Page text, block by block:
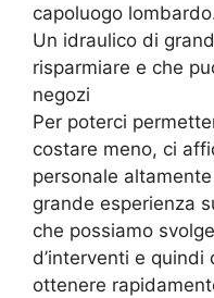
capoluogo
Un idraulico di
risparmiare e che
negozi
Per poterci
costare meno, ci
personale
grande esperienza
che possiamo
d’interventi e quindi
ottenere